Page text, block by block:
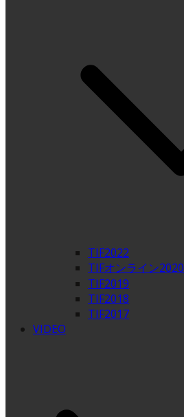
TIF2022
TIFオンライン2020
TIF2019
TIF2018
TIF2017
VIDEO